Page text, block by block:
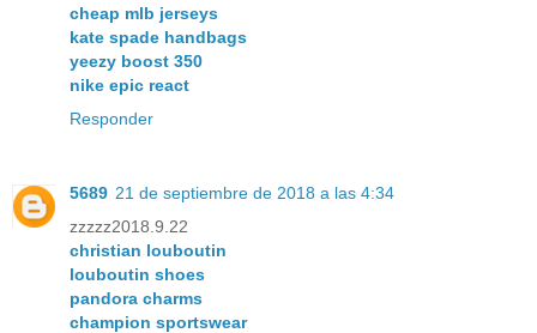
cheap mlb jerseys
kate spade handbags
yeezy boost 350
nike epic react
Responder
5689 21 de septiembre de 2018 a las 4:34
zzzzz2018.9.22
christian louboutin
louboutin shoes
pandora charms
champion sportswear